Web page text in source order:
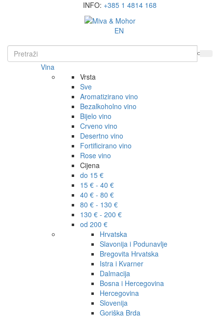
INFO: +385 1 4814 168
EN
Vina
Vrsta
Sve
Aromatizirano vino
Bezalkoholno vino
Bijelo vino
Crveno vino
Desertno vino
Fortificirano vino
Rose vino
Cijena
do 15 €
15 € - 40 €
40 € - 80 €
80 € - 130 €
130 € - 200 €
od 200 €
Hrvatska
Slavonija i Podunavlje
Bregovita Hrvatska
Istra i Kvarner
Dalmacija
Bosna i Hercegovina
Hercegovina
Slovenija
Goriška Brda